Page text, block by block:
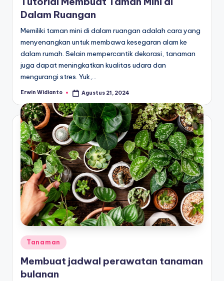
Dalam Ruangan
Memiliki taman mini di dalam ruangan adalah cara yang
menyenangkan untuk membawa kesegaran alam ke
dalam rumah. Selain mempercantik dekorasi, tanaman
juga dapat meningkatkan kualitas udara dan
mengurangi stres. Yuk,…
Posted
Erwin Widianto Agustus 21, 2024
Posted
in
Tanaman
Membuat jadwal perawatan tanaman
bulanan